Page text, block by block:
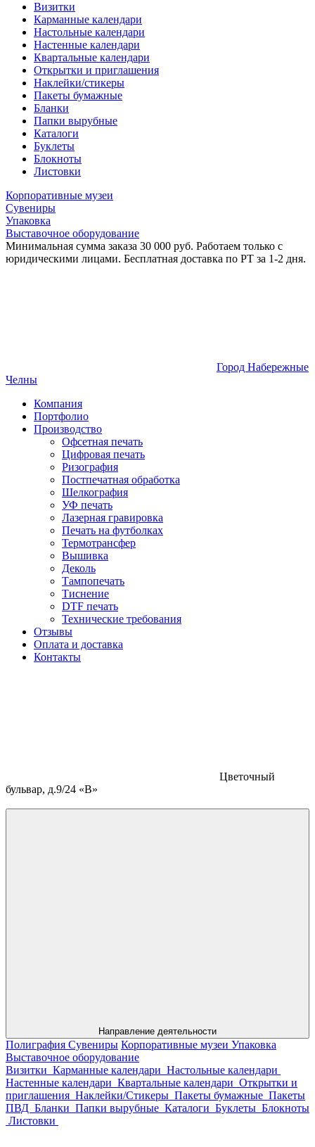
Визитки
Карманные календари
Настольные календари
Настенные календари
Квартальные календари
Открытки и приглашения
Наклейки/стикеры
Пакеты бумажные
Бланки
Папки вырубные
Каталоги
Буклеты
Блокноты
Листовки
Корпоративные музеи
Сувениры
Упаковка
Выставочное оборудование
Минимальная сумма заказа 30 000 руб. Работаем только с
юридическими лицами. Бесплатная доставка по РТ за 1-2 дня.
Город Набережные
Челны
Компания
Портфолио
Производство
Офсетная печать
Цифровая печать
Ризография
Постпечатная обработка
Шелкография
УФ печать
Лазерная гравировка
Печать на футболках
Термотрансфер
Вышивка
Деколь
Тампопечать
Тиснение
DTF печать
Технические требования
Отзывы
Оплата и доставка
Контакты
Цветочный
бульвар, д.9/24 «В»
Направление деятельности
Полиграфия Сувениры Корпоративные музеи Упаковка
Выставочное оборудование
Визитки Карманные календари Настольные календари
Настенные календари Квартальные календари Открытки и
приглашения Наклейки/Стикеры Пакеты бумажные Пакеты
ПВД Бланки Папки вырубные Каталоги Буклеты Блокноты
Листовки